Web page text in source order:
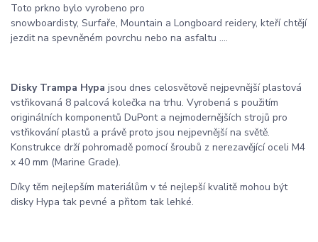
Toto prkno bylo vyrobeno pro
snowboardisty, Surfaře, Mountain a Longboard reidery, kteří ​​chtějí
jezdit na spevněném povrchu nebo na asfaltu ....
Disky Trampa Hypa jsou dnes celosvětově nejpevnější plastová
vstřikovaná 8 palcová kolečka na trhu. Vyrobená s použitím
originálních komponentů DuPont a nejmodernějších strojů pro
vstřikování plastů a právě proto jsou nejpevnější na světě.
Konstrukce drží pohromadě pomocí šroubů z nerezavějící oceli M4
x 40 mm (Marine Grade).
Díky těm nejlepším materiálům v té nejlepší kvalitě mohou být
disky Hypa tak pevné a přitom tak lehké.